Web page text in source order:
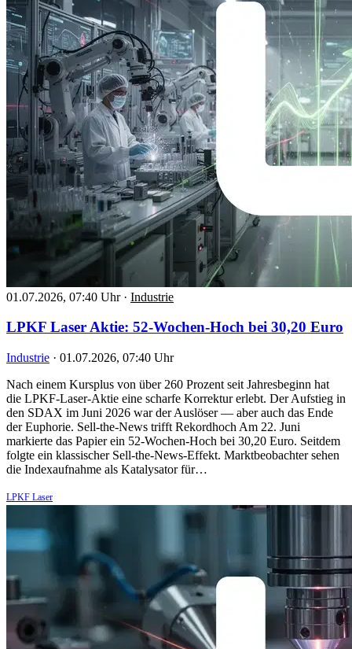
01.07.2026, 07:40 Uhr · Industrie
LPKF Laser Aktie: 52-Wochen-Hoch bei 30,20 Euro
Industrie · 01.07.2026, 07:40 Uhr
Nach einem Kursplus von über 260 Prozent seit Jahresbeginn hat
die LPKF-Laser-Aktie eine scharfe Korrektur erlebt. Der Aufstieg in
den SDAX im Juni 2026 war der Auslöser — aber auch das Ende
der Euphorie. Sell-the-News trifft Rekordhoch Am 22. Juni
markierte das Papier ein 52-Wochen-Hoch bei 30,20 Euro. Seitdem
folgte ein klassischer Sell-the-News-Effekt. Marktbeobachter sehen
die Indexaufnahme als Katalysator für…
LPKF Laser